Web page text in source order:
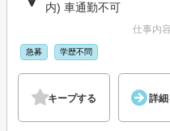
内) 車通勤不可
仕事内
急募 学歴不問
キープする 詳